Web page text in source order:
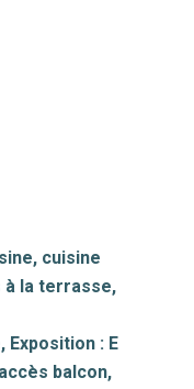
cuisine
à la terrasse,
Exposition : E
balcon,